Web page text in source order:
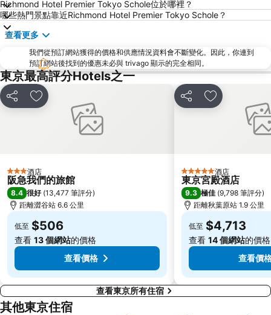
六本木車站
原宿站
羽田機場 東京國際機場
幕張展覽館
築地魚市場
Kawasaki Station
東京迪士尼海洋
Nippori Station
太陽城
Tachikawa Station
Gotanda Station
赤羽站
Omiya Station
Ginza Metro Station
Shinagawa
Hamamatsucho station
Ofuna Station
Nishi-Kasai Metro Station
Shimbashi Metro Station
Chiba Station
Toyosu Station
Haneda Airport Domestic Terminal Station
Richmond Hotel Premier Tokyo Schole位於哪裡？
哪些熱門景點靠近Richmond Hotel Premier Tokyo Schole？
查看更多
我們從預訂網站獲得的價格和供應情況資料會不斷變化。因此，你連到
預訂網站後找到的優惠未必與 trivago 顯示的完全相同。
東京最高評分Hotels之一
分享 放到收藏夾
3 星級酒店
阪急我們的旅館
8.4 很好 (13,477 筆評分)
距離澀谷站 6.6 公里
低至 $506
查看 13 個網站的價格
查看價格
分享 放到收藏夾
5 星級 酒店
東京宮殿酒店
9.3 極佳 (9,798 筆評分)
距離秋葉原站 1.9 公里
低至 $4,713
查看 14 個網站的價格
查看價
查看東京所有住宿
其他東京住宿